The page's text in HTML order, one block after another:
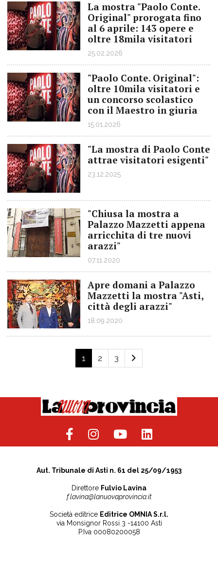
La mostra "Paolo Conte.
Original" prorogata fino
al 6 aprile: 143 opere e
oltre 18mila visitatori
25.02.2026
"Paolo Conte. Original":
oltre 10mila visitatori e
un concorso scolastico
con il Maestro in giuria
15.01.2026
"La mostra di Paolo Conte
attrae visitatori esigenti"
23.12.2025
"Chiusa la mostra a
Palazzo Mazzetti appena
arricchita di tre nuovi
arazzi"
07.11.2020
Apre domani a Palazzo
Mazzetti la mostra "Asti,
città degli arazzi"
18.09.2020
1 2 3
Aut. Tribunale di Asti n. 61 del 25/09/1953
Direttore Fulvio Lavina
f.lavina@lanuovaprovincia.it
Società editrice Editrice OMNIA S.r.l.
via Monsignor Rossi 3 -14100 Asti
P.Iva 00080200058